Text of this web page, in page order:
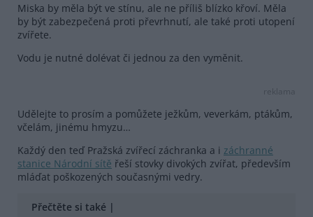
Miska by měla být ve stínu, ale ne příliš blízko křoví. Měla
by být zabezpečená proti převrhnutí, ale také proti utopení
zvířete.
Vodu je nutné dolévat či jednou za den vyměnit.
reklama
Udělejte to prosím a pomůžete ježkům, veverkám, ptákům,
včelám, jinému hmyzu…
Každý den teď Pražská zvířecí záchranka a i záchranné
stanice Národní sítě řeší stovky divokých zvířat, především
mláďat poškozených současnými vedry.
Přečtěte si také |